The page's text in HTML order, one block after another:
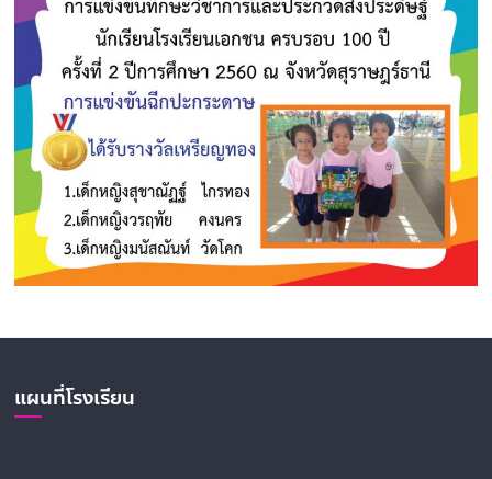
แผนที่โรงเรียน